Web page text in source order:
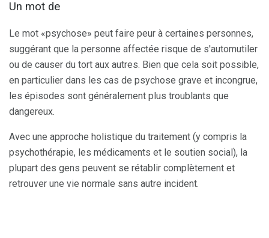
Un mot de
Le mot «psychose» peut faire peur à certaines personnes,
suggérant que la personne affectée risque de s'automutiler
ou de causer du tort aux autres. Bien que cela soit possible,
en particulier dans les cas de psychose grave et incongrue,
les épisodes sont généralement plus troublants que
dangereux.
Avec une approche holistique du traitement (y compris la
psychothérapie, les médicaments et le soutien social), la
plupart des gens peuvent se rétablir complètement et
retrouver une vie normale sans autre incident.